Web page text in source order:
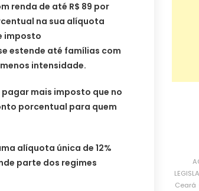
renda de até R$ 89 por
na sua alíquota
imposto
estende até famílias com
intensidade.
mais imposto que no
porcentual para quem
alíquota única de 12%
parte dos regimes
Ceará